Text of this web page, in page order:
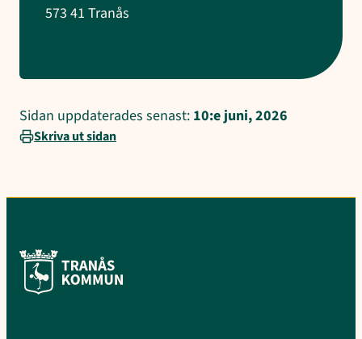
573 41 Tranås
Sidan uppdaterades senast: 10:e juni, 2026
Skriva ut sidan